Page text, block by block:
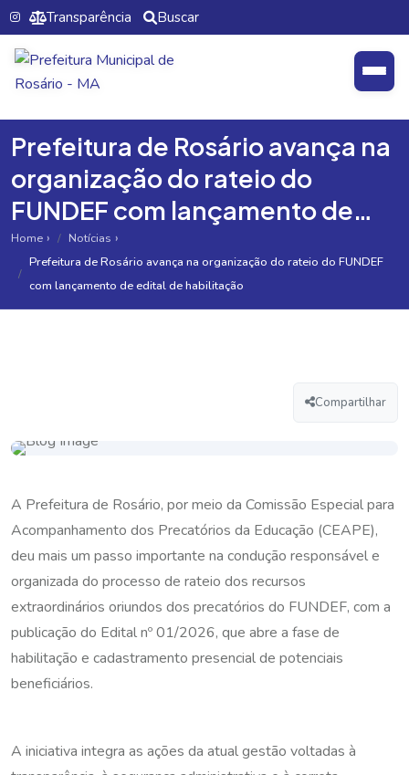
Transparência Buscar
Prefeitura de Rosário avança na
organização do rateio do
FUNDEF com lançamento de
edital de habilitação
Home
Notícias
Prefeitura de Rosário avança na organização do rateio do FUNDEF
com lançamento de edital de habilitação
Compartilhar
A Prefeitura de Rosário, por meio da Comissão Especial para
Acompanhamento dos Precatórios da Educação (CEAPE),
deu mais um passo importante na condução responsável e
organizada do processo de rateio dos recursos
extraordinários oriundos dos precatórios do FUNDEF, com a
publicação do Edital nº 01/2026, que abre a fase de
habilitação e cadastramento presencial de potenciais
beneficiários.
A iniciativa integra as ações da atual gestão voltadas à